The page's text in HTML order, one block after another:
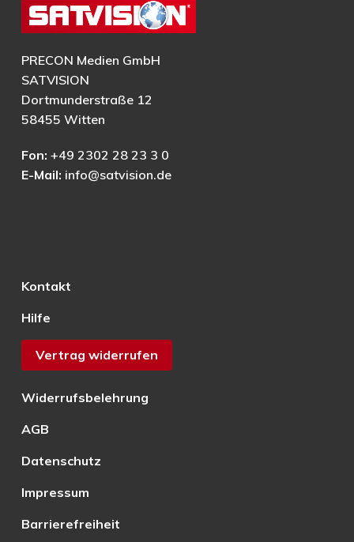
PRECON Medien GmbH
SATVISION
Dortmunderstraße 12
58455 Witten
Fon: +49 2302 28 23 3 0
E-Mail: info@satvision.de
Kontakt
Hilfe
Vertrag widerrufen
Widerrufsbelehrung
AGB
Datenschutz
Impressum
Barrierefreiheit